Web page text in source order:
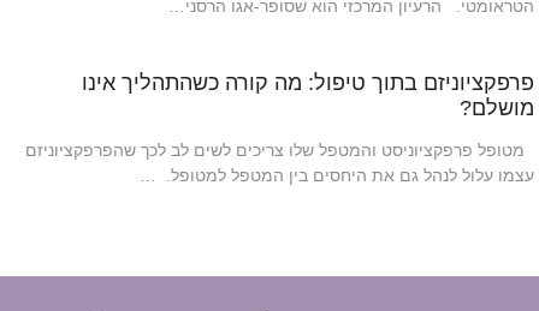
הטראומטי. הרעיון המרכזי הוא שסופר-אגו הרסני…
פרפקציוניזם בתוך טיפול: מה קורה כשהתהליך אינו
מושלם?
מטופל פרפקציוניסט והמטפל שלו צריכים לשים לב לכך שהפרפקציוניזם
עצמו עלול לנהל גם את היחסים בין המטפל למטופל. …